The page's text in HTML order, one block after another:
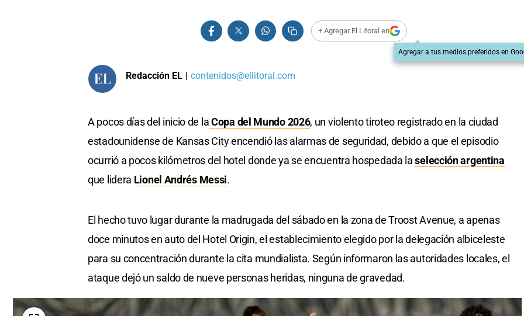
+ Agregar El Litoral en
Agregar a tus medios preferidos en
Redacción EL | contenidos@ellitoral.com
A pocos días del inicio de laCopa del Mundo 2026, un violento tiroteo registrado en la ciudad
estadounidense de Kansas City encendió las alarmas de seguridad, debido a que el episodio
ocurrió a pocos kilómetros del hotel donde ya se encuentra hospedada laselección argentina
que lidera Lionel Andrés Messi.
El hecho tuvo lugar durante la madrugada del sábado en la zona de Troost Avenue, a apenas
doce minutos en auto del Hotel Origin, el establecimiento elegido por la delegación albiceleste
para su concentración durante la cita mundialista. Según informaron las autoridades locales, el
ataque dejó un saldo de nueve personas heridas, ninguna de gravedad.